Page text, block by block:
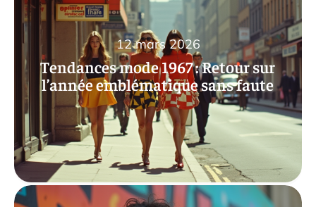
Tendances mode 1967 : Retour sur
l’année emblématique sans faute
12 mars 2026